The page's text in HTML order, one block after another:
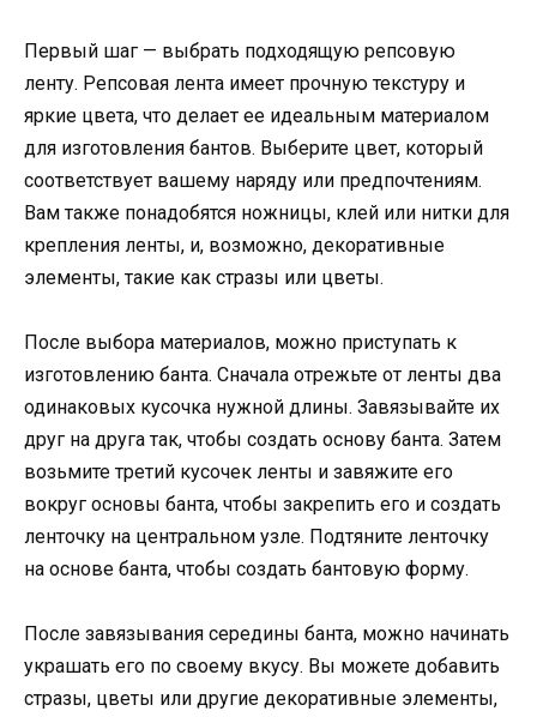
Первый шаг — выбрать подходящую репсовую
ленту. Репсовая лента имеет прочную текстуру и
яркие цвета, что делает ее идеальным материалом
для изготовления бантов. Выберите цвет, который
соответствует вашему наряду или предпочтениям.
Вам также понадобятся ножницы, клей или нитки для
крепления ленты, и, возможно, декоративные
элементы, такие как стразы или цветы.
После выбора материалов, можно приступать к
изготовлению банта. Сначала отрежьте от ленты два
одинаковых кусочка нужной длины. Завязывайте их
друг на друга так, чтобы создать основу банта. Затем
возьмите третий кусочек ленты и завяжите его
вокруг основы банта, чтобы закрепить его и создать
ленточку на центральном узле. Подтяните ленточку
на основе банта, чтобы создать бантовую форму.
После завязывания середины банта, можно начинать
украшать его по своему вкусу. Вы можете добавить
стразы, цветы или другие декоративные элементы,